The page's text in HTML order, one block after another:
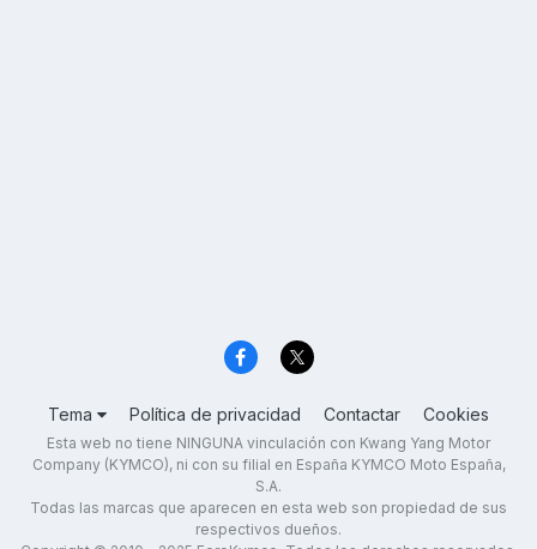
Tema Política de privacidad Contactar Cookies
Esta web no tiene NINGUNA vinculación con Kwang Yang Motor
Company (KYMCO), ni con su filial en España KYMCO Moto España,
S.A.
Todas las marcas que aparecen en esta web son propiedad de sus
respectivos dueños.